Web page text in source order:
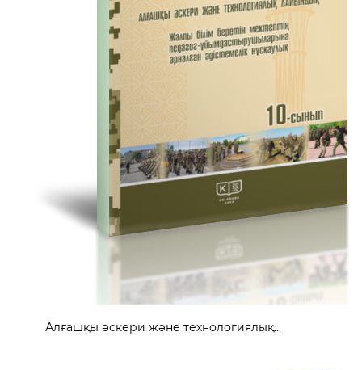
Алғашқы әскери және технологиялық...